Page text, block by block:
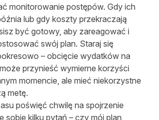
monitorowanie postępów. Gdy ich
lub gdy koszty przekraczają
być gotowy, aby zareagować i
swój plan. Staraj się
– obcięcie wydatków na
przynieść wymierne korzyści
momencie, ale mieć niekorzystne
metę.
poświęć chwilę na spojrzenie
sobie kilku pytań – czy mój plan